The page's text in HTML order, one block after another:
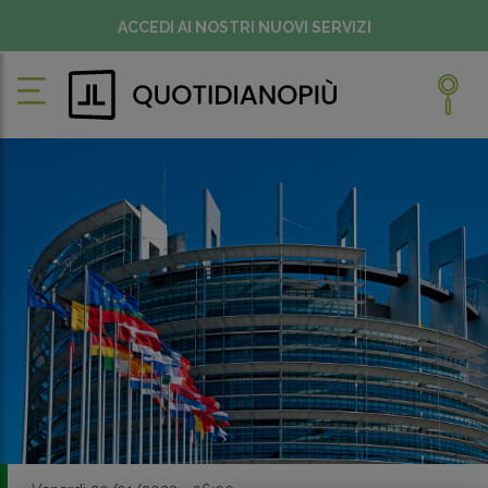
ACCEDI AI NOSTRI NUOVI SERVIZI